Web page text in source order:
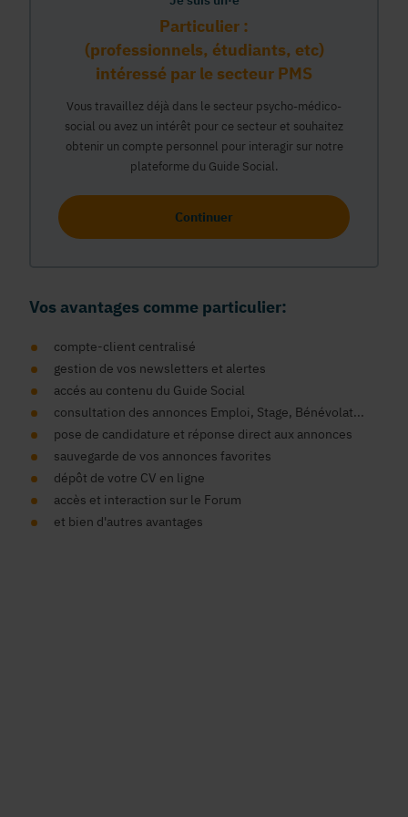
Particulier :
(professionnels, étudiants, etc)
intéressé par le secteur PMS
Vous travaillez déjà dans le secteur psycho-médico-
social ou avez un intérêt pour ce secteur et souhaitez
obtenir un compte personnel pour interagir sur notre
plateforme du Guide Social.
Continuer
Vos avantages comme particulier:
compte-client centralisé
gestion de vos newsletters et alertes
accés au contenu du Guide Social
consultation des annonces Emploi, Stage, Bénévolat...
pose de candidature et réponse direct aux annonces
sauvegarde de vos annonces favorites
dépôt de votre CV en ligne
accès et interaction sur le Forum
et bien d'autres avantages